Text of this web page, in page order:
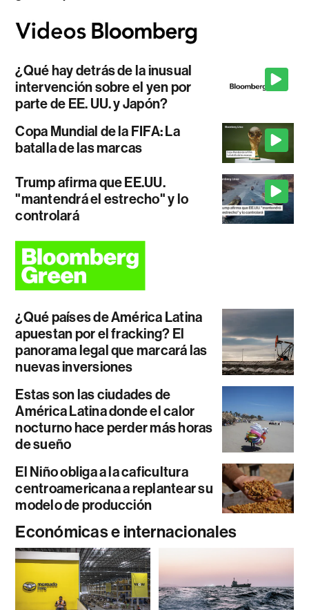
¿Qué hay detrás de la inusual
intervención sobre el yen por
parte de EE. UU. y Japón?
Copa Mundial de la FIFA: La
batalla de las marcas
Trump afirma que EE.UU.
"mantendrá el estrecho" y lo
controlará
¿Qué países de América Latina
apuestan por el fracking? El
panorama legal que marcará las
nuevas inversiones
Estas son las ciudades de
América Latina donde el calor
nocturno hace perder más horas
de sueño
El Niño obliga a la caficultura
centroamericana a replantear su
modelo de producción
Económicas e internacionales